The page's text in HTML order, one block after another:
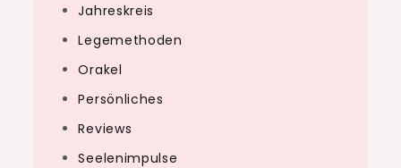
Jahreskreis
Legemethoden
Orakel
Persönliches
Reviews
Seelenimpulse